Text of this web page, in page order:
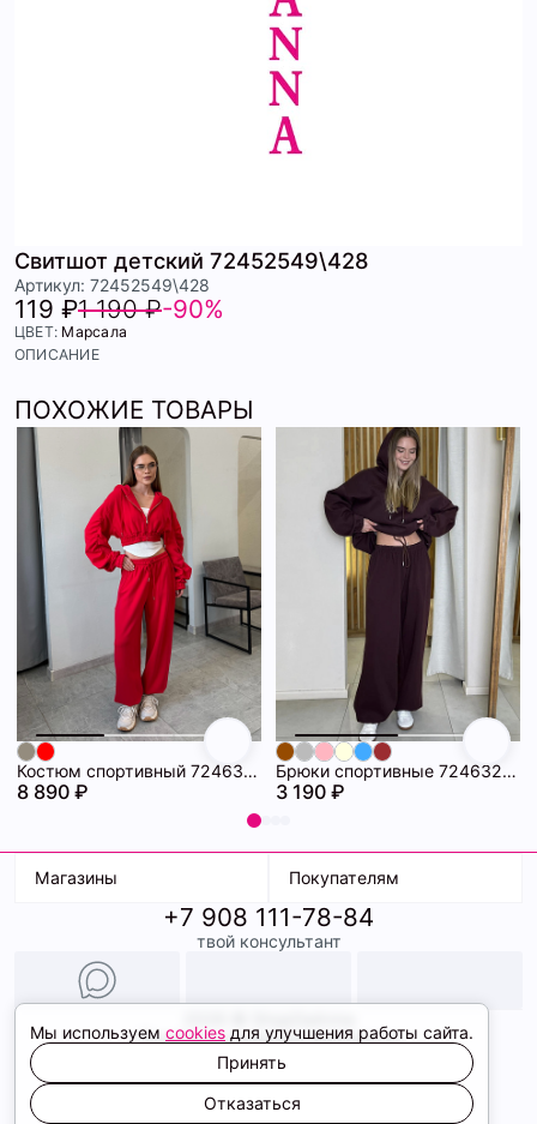
Свитшот детский 72452549\428
Артикул: 72452549\428
119 ₽1 190 ₽-90%
ЦВЕТ: Марсала
ОПИСАНИЕ
ПОХОЖИЕ ТОВАРЫ
Костюм спортивный 72463358\17
8 890 ₽
Брюки спортивные 72463273\432
3 190 ₽
Магазины
ТК Терминал
ТРК Континент
Покупателям
Доставка
Условия оплаты
Образы
+7 908 111-78-84
твой консультант
Политика конфиденциальности
Соглашение cookie
Сайт создали
Мы используем cookies для улучшения работы сайта.
Принять
Отказаться